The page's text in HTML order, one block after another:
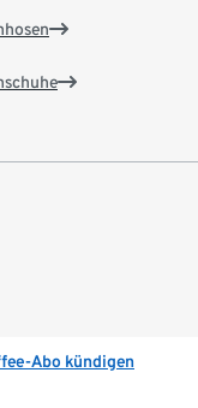
Abo kündigen